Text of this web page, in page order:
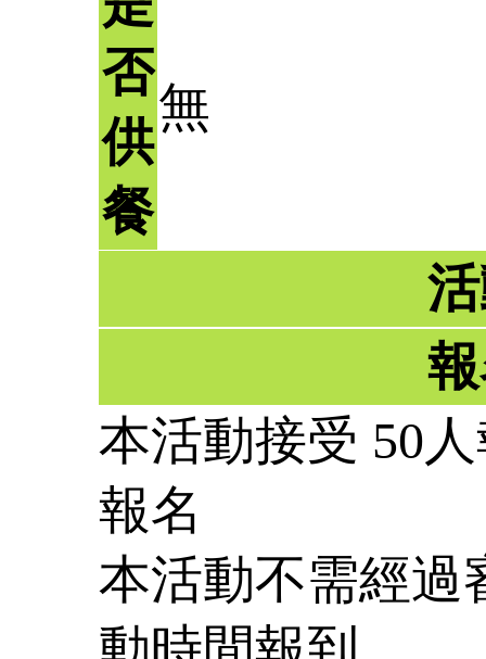
否
供
餐
無
本活動接受 50
報名
本活動不需經過